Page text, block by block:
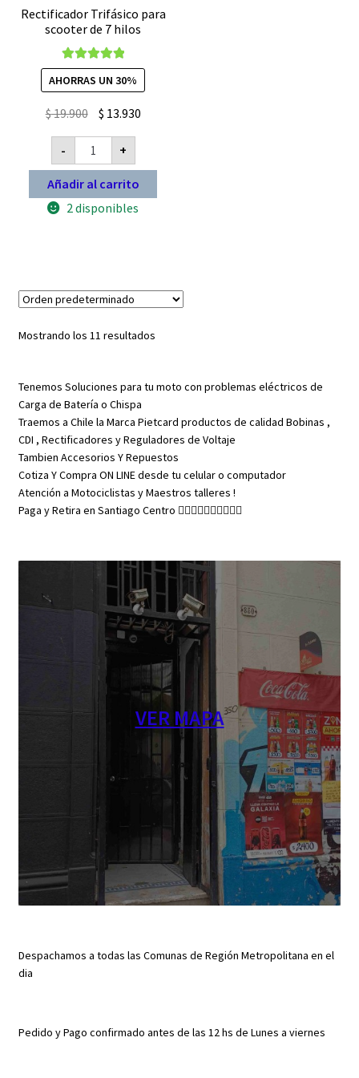
Rectificador Trifásico para
scooter de 7 hilos
Valorado con
5.00de 5
AHORRAS UN 30%
$19.900 El
original
era:
$ 19.900.
$ 13.930El
es:
-
Rectificador
Trifásico
para
scooter
de
7
hilos
+
Añadir al carrito
2 disponibles
Mostrando los 11 resultados
Tenemos Soluciones para tu moto con problemas eléctricos de
Carga de Batería o Chispa
Traemos a Chile la Marca Pietcard productos de calidad Bobinas ,
CDI , Rectificadores y Reguladores de Voltaje
Tambien Accesorios Y Repuestos
Cotiza Y Compra ON LINE desde tu celular o computador
Atención a Motociclistas y Maestros talleres !
Paga y Retira en Santiago Centro 👇🏼👇🏼👇🏼👇🏼👇🏼
VER MAPA
Despachamos a todas las Comunas de Región Metropolitana en el
dia
Pedido y Pago confirmado antes de las 12 hs de Lunes a viernes